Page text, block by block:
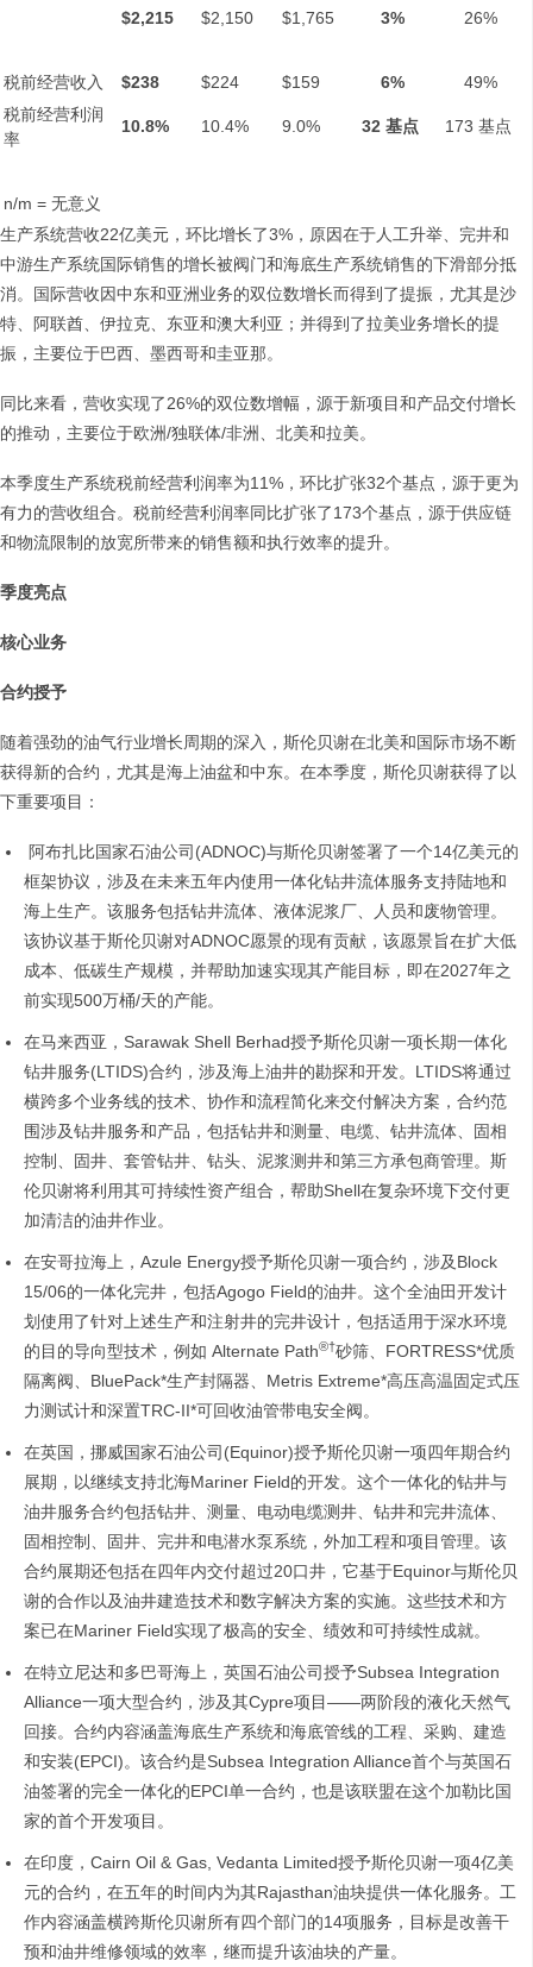
$2,215
$2,150 $1,765 3% 26%
税前经营收入 $238 $224 $159 6%
49%
税前经营利润
率
10.8% 10.4% 9.0% 32 基点 173 基点
n/m = 无意义
生产系统营收22亿美元，环比增长了3%，原因在于人工升举、完井和
中游生产系统国际销售的增长被阀门和海底生产系统销售的下滑部分抵
消。国际营收因中东和亚洲业务的双位数增长而得到了提振，尤其是沙
特、阿联酋、伊拉克、东亚和澳大利亚；并得到了拉美业务增长的提
振，主要位于巴西、墨西哥和圭亚那。
同比来看，营收实现了26%的双位数增幅，源于新项目和产品交付增长
的推动，主要位于欧洲/独联体/非洲、北美和拉美。
本季度生产系统税前经营利润率为11%，环比扩张32个基点，源于更为
有力的营收组合。税前经营利润率同比扩张了173个基点，源于供应链
和物流限制的放宽所带来的销售额和执行效率的提升。
季度亮点
核心业务
合约授予
随着强劲的油气行业增长周期的深入，斯伦贝谢在北美和国际市场不断
获得新的合约，尤其是海上油盆和中东。在本季度，斯伦贝谢获得了以
下重要项目：
阿布扎比国家石油公司(ADNOC)与斯伦贝谢签署了一个14亿美元的
框架协议，涉及在未来五年内使用一体化钻井流体服务支持陆地和
海上生产。该服务包括钻井流体、液体泥浆厂、人员和废物管理。
该协议基于斯伦贝谢对ADNOC愿景的现有贡献，该愿景旨在扩大低
成本、低碳生产规模，并帮助加速实现其产能目标，即在2027年之
前实现500万桶/天的产能。
在马来西亚，Sarawak Shell Berhad授予斯伦贝谢一项长期一体化
钻井服务(LTIDS)合约，涉及海上油井的勘探和开发。LTIDS将通过
横跨多个业务线的技术、协作和流程简化来交付解决方案，合约范
围涉及钻井服务和产品，包括钻井和测量、电缆、钻井流体、固相
控制、固井、套管钻井、钻头、泥浆测井和第三方承包商管理。斯
伦贝谢将利用其可持续性资产组合，帮助Shell在复杂环境下交付更
加清洁的油井作业。
在安哥拉海上，Azule Energy授予斯伦贝谢一项合约，涉及Block
15/06的一体化完井，包括Agogo Field的油井。这个全油田开发计
划使用了针对上述生产和注射井的完井设计，包括适用于深水环境
的目的导向型技术，例如 Alternate Path®†砂筛、FORTRESS*优质
隔离阀、BluePack*生产封隔器、Metris Extreme*高压高温固定式压
力测试计和深置TRC-II*可回收油管带电安全阀。
在英国，挪威国家石油公司(Equinor)授予斯伦贝谢一项四年期合约
展期，以继续支持北海Mariner Field的开发。这个一体化的钻井与
油井服务合约包括钻井、测量、电动电缆测井、钻井和完井流体、
固相控制、固井、完井和电潜水泵系统，外加工程和项目管理。该
合约展期还包括在四年内交付超过20口井，它基于Equinor与斯伦贝
谢的合作以及油井建造技术和数字解决方案的实施。这些技术和方
案已在Mariner Field实现了极高的安全、绩效和可持续性成就。
在特立尼达和多巴哥海上，英国石油公司授予Subsea Integration
Alliance一项大型合约，涉及其Cypre项目——两阶段的液化天然气
回接。合约内容涵盖海底生产系统和海底管线的工程、采购、建造
和安装(EPCI)。该合约是Subsea Integration Alliance首个与英国石
油签署的完全一体化的EPCI单一合约，也是该联盟在这个加勒比国
家的首个开发项目。
在印度，Cairn Oil & Gas, Vedanta Limited授予斯伦贝谢一项4亿美
元的合约，在五年的时间内为其Rajasthan油块提供一体化服务。工
作内容涵盖横跨斯伦贝谢所有四个部门的14项服务，目标是改善干
预和油井维修领域的效率，继而提升该油块的产量。